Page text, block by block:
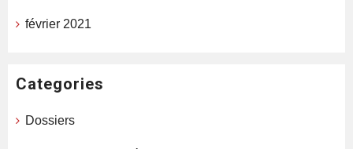
février 2021
Categories
Dossiers